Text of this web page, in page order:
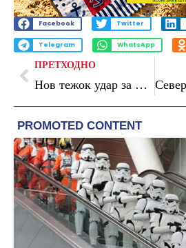
Facebook Twitter
Telegram WhatsApp
ПРЕТХОДНО
Нов тежок удар за Бред: Захара Џоли го отфрли презимето Пит